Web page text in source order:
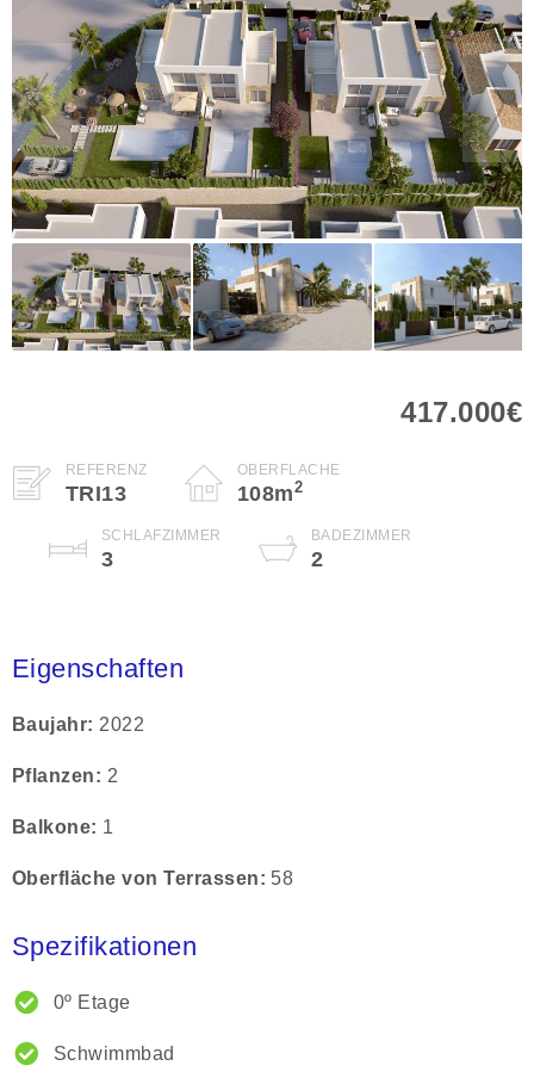
417.000€
REFERENZ
TRI13
OBERFLÄCHE
108m2
SCHLAFZIMMER
3
BADEZIMMER
2
Eigenschaften
Baujahr 2022
Pflanzen 2
Balkone 1
Oberfläche von Terrassen 58
Spezifikationen
0º Etage
Schwimmbad